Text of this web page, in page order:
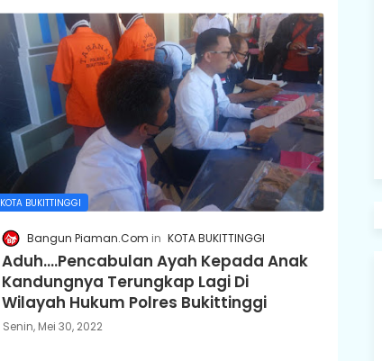
KOTA BUKITTINGGI
Bangun Piaman.Com KOTA BUKITTINGGI
Aduh....Pencabulan Ayah Kepada Anak
Kandungnya Terungkap Lagi Di
Wilayah Hukum Polres Bukittinggi
Senin, Mei 30, 2022